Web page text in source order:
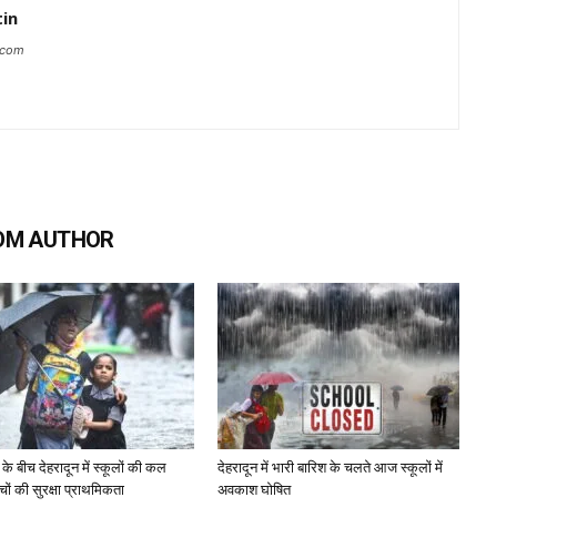
AUTHOR
के बीच देहरादून में स्कूलों की कल
की सुरक्षा प्राथमिकता
देहरादून में भारी बारिश के चलते आज स्कूलों में
अवकाश घोषित